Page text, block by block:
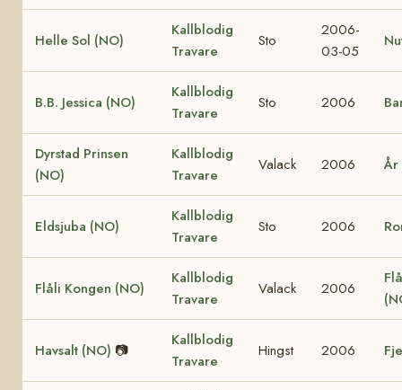
Helle Sol (NO)
Kallblodig
Travare
Sto
2006-
03-05
B.B. Jessica (NO)
Kallblodig
Travare
Sto 2006
Dyrstad Prinsen
(NO)
Kallblodig
Travare
Valack 2006 År
Eldsjuba (NO)
Kallblodig
Travare
Sto 2006
Flåli Kongen (NO)
Kallblodig
Travare
Valack 2006
Havsalt (NO) 📷
Kallblodig
Travare
Hingst 2006